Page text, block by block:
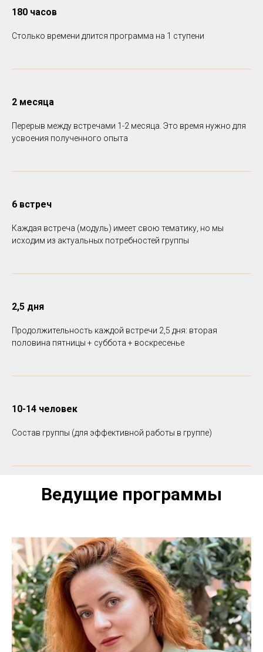
180 часов
Столько времени длится программа на 1 ступени
2 месяца
Перерыв между встречами 1-2 месяца. Это время нужно для
усвоения полученного опыта
6 встреч
Каждая встреча (модуль) имеет свою тематику, но мы
исходим из актуальных потребностей группы
2,5 дня
Продолжительность каждой встречи 2,5 дня: вторая
половина пятницы + суббота + воскресенье
10-14 человек
Состав группы (для эффективной работы в группе)
Ведущие программы